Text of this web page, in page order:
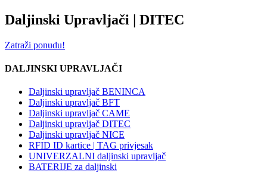
Daljinski Upravljači | DITEC
Zatraži ponudu!
DALJINSKI UPRAVLJAČI
Daljinski upravljač BENINCA
Daljinski upravljač BFT
Daljinski upravljač CAME
Daljinski upravljač DITEC
Daljinski upravljač NICE
RFID ID kartice | TAG privjesak
UNIVERZALNI daljinski upravljač
BATERIJE za daljinski